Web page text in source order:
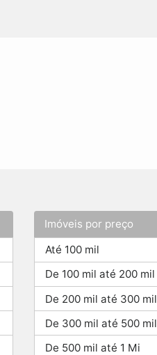
Imóveis por preço
Até 100 mil
De 100 mil até 200 mil
De 200 mil até 300 mil
De 300 mil até 500 mil
De 500 mil até 1 Mi